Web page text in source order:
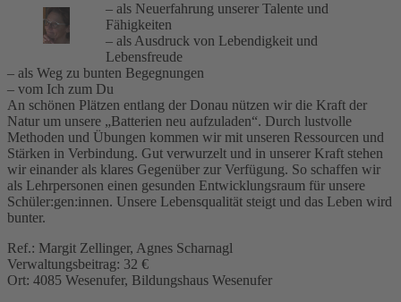
– als Neuerfahrung unserer Talente und
Fähigkeiten
– als Ausdruck von Lebendigkeit und
Lebensfreude
– als Weg zu bunten Begegnungen
– vom Ich zum Du
An schönen Plätzen entlang der Donau nützen wir die Kraft der
Natur um unsere „Batterien neu aufzuladen“. Durch lustvolle
Methoden und Übungen kommen wir mit unseren Ressourcen und
Stärken in Verbindung. Gut verwurzelt und in unserer Kraft stehen
wir einander als klares Gegenüber zur Verfügung. So schaffen wir
als Lehrpersonen einen gesunden Entwicklungsraum für unsere
Schüler:gen:innen. Unsere Lebensqualität steigt und das Leben wird
bunter.
Ref.: Margit Zellinger, Agnes Scharnagl
Verwaltungsbeitrag: 32 €
Ort: 4085 Wesenufer, Bildungshaus Wesenufer